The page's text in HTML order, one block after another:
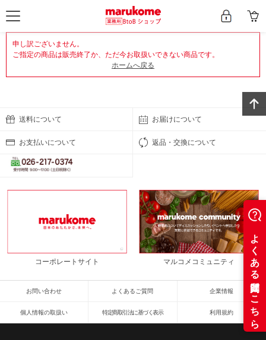
申し訳ございません。
ご指定の商品は販売終了か、ただ今お取扱いできない商品です。
ホームへ戻る
送料について お届けについて
お支払いについて 返品・交換について
コーポレートサイト マルコメコミュニティ
お問い合わせ よくあるご質問 企業情報
個人情報の取扱い 特定商取引法に基づく表示 利用規約